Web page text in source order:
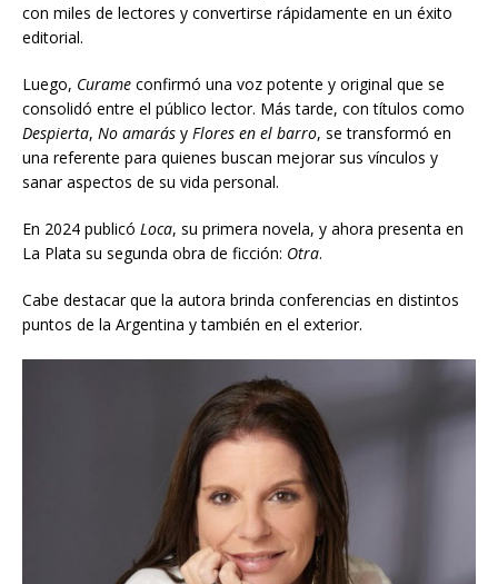
con miles de lectores y convertirse rápidamente en un éxito
editorial.
Luego, Curame confirmó una voz potente y original que se
consolidó entre el público lector. Más tarde, con títulos como
Despierta, No amarás y Flores en el barro, se transformó en
una referente para quienes buscan mejorar sus vínculos y
sanar aspectos de su vida personal.
En 2024 publicó Loca, su primera novela, y ahora presenta en
La Plata su segunda obra de ficción: Otra.
Cabe destacar que la autora brinda conferencias en distintos
puntos de la Argentina y también en el exterior.